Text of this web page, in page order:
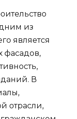
из
является
фасадов,
В
отрасли,